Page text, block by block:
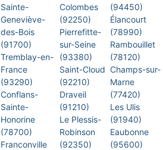
Sainte-
Geneviève-
des-Bois
(91700)
Tremblay-en-
France
(93290)
Conflans-
Sainte-
Honorine
(78700)
Franconville
Colombes
(92250)
Pierrefitte-
sur-Seine
(93380)
Saint-Cloud
(92210)
Draveil
(91210)
Le Plessis-
Robinson
(92350)
(94450)
Élancourt
(78990)
Rambouillet
(78120)
Champs-sur-
Marne
(77420)
Les Ulis
(91940)
Eaubonne
(95600)